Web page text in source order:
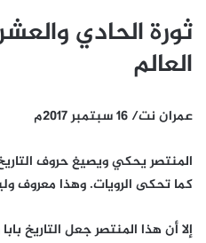
ثورة الحادي
العالم
عمران نت/ 16 سبتمبر 2017م
المنتصر يحكي ويصيغ حروف
كما تحكى الرويات. وهذا معروف
إلا أن هذا المنتصر جعل التاريخ بابا